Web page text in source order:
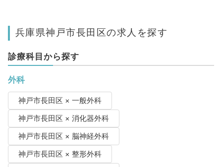
兵庫県神戸市長田区の求人を探す
診療科目から探す
外科
神戸市長田区 × 一般外科
神戸市長田区 × 消化器外科
神戸市長田区 × 脳神経外科
神戸市長田区 × 整形外科